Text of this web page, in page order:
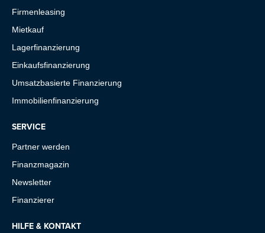
Firmenleasing
Mietkauf
Lagerfinanzierung
Einkaufsfinanzierung
Umsatzbasierte Finanzierung
Immobilienfinanzierung
SERVICE
Partner werden
Finanzmagazin
Newsletter
Finanzierer
HILFE & KONTAKT